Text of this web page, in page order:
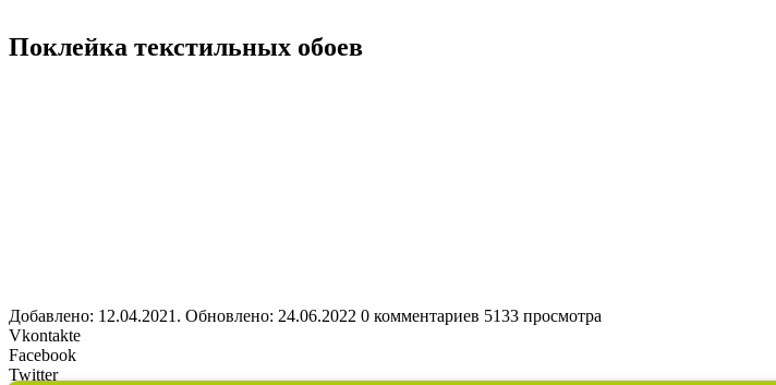
Поклейка текстильных обоев
Добавлено: 12.04.2021. Обновлено: 24.06.2022 0 комментариев 5133 просмотра
Vkontakte
Facebook
Twitter